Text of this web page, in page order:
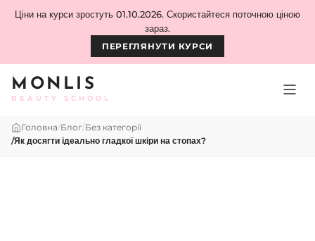
Skip to content
MONLIS
BEAUTY SCHOOL
Ціни на курси зростуть 01.10.2026. Скористайтеся поточною ціною
зараз.
ПЕРЕГЛЯНУТИ КУРСИ
Головна/Блог/Без категорії
/Як досягти ідеально гладкої шкіри на стопах?